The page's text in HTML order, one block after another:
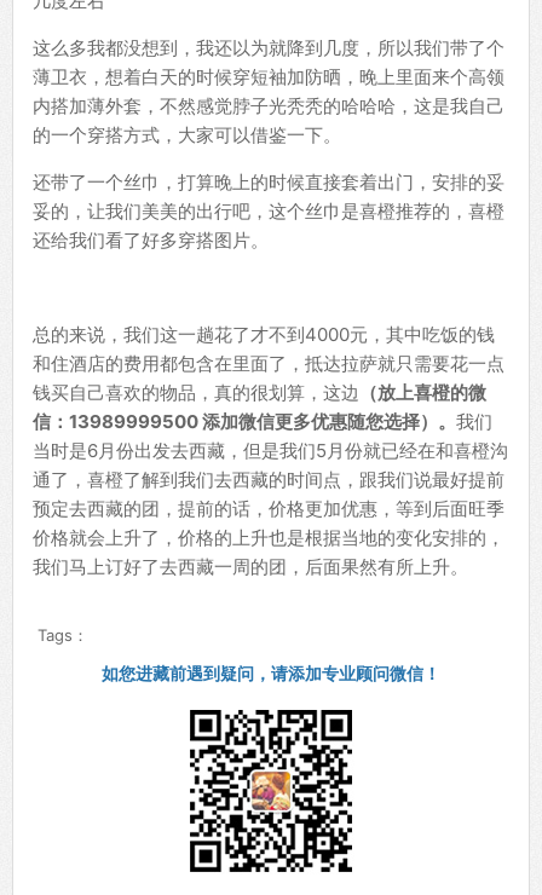
这么多我都没想到，我还以为就降到几度，所以我们带了个
薄卫衣，想着白天的时候穿短袖加防晒，晚上里面来个高领
内搭加薄外套，不然感觉脖子光秃秃的哈哈哈，这是我自己
的一个穿搭方式，大家可以借鉴一下。
还带了一个丝巾，打算晚上的时候直接套着出门，安排的妥
妥的，让我们美美的出行吧，这个丝巾是喜橙推荐的，喜橙
还给我们看了好多穿搭图片。
总的来说，我们这一趟花了才不到4000元，其中吃饭的钱
和住酒店的费用都包含在里面了，抵达拉萨就只需要花一点
钱买自己喜欢的物品，真的很划算，这边 （放上喜橙的微
信： 13989999500添加微信更多优惠随您选择）。 我们
当时是6月份出发去西藏，但是我们5月份就已经在和喜橙沟
通了，喜橙了解到我们去西藏的时间点，跟我们说最好提前
预定去西藏的团，提前的话，价格更加优惠，等到后面旺季
价格就会上升了，价格的上升也是根据当地的变化安排的，
我们马上订好了去西藏一周的团，后面果然有所上升。
Tags：
如您进藏前遇到疑问，请添加专业顾问微信！